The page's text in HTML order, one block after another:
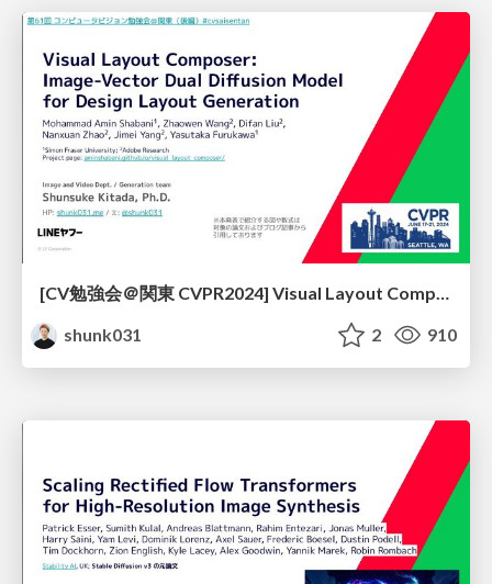
[CV勉強会＠関東 CVPR2024] Visual Layout Composer: Image-Vector Dual Diffusion Model for Design Layout Generation / kantocv 61th CVPR 2024
shunk031
2 910